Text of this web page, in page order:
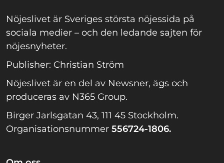
Nöjeslivet är Sveriges största nöjessida på
sociala medier – och den ledande sajten för
nöjesnyheter.
Publisher: Christian Ström
Nöjeslivet är en del av Newsner, ägs och
produceras av N365 Group.
Birger Jarlsgatan 43, 111 45 Stockholm.
Organisationsnummer 556724-1806.